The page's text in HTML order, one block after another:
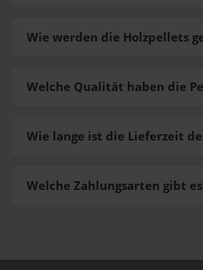
Wie werden die Holzpellets
Welche Zahlungsarten gibt
Welche Qualität haben die
Wie lange ist die Lieferzeit